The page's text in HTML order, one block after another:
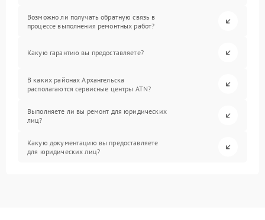
Возможно ли получать обратную связь в
процессе выполнения ремонтных работ?
Какую гарантию вы предоставляете?
В каких районах Архангельска
располагаются сервисные центры ATN?
Выполняете ли вы ремонт для юридических
лиц?
Какую документацию вы предоставляете
для юридических лиц?